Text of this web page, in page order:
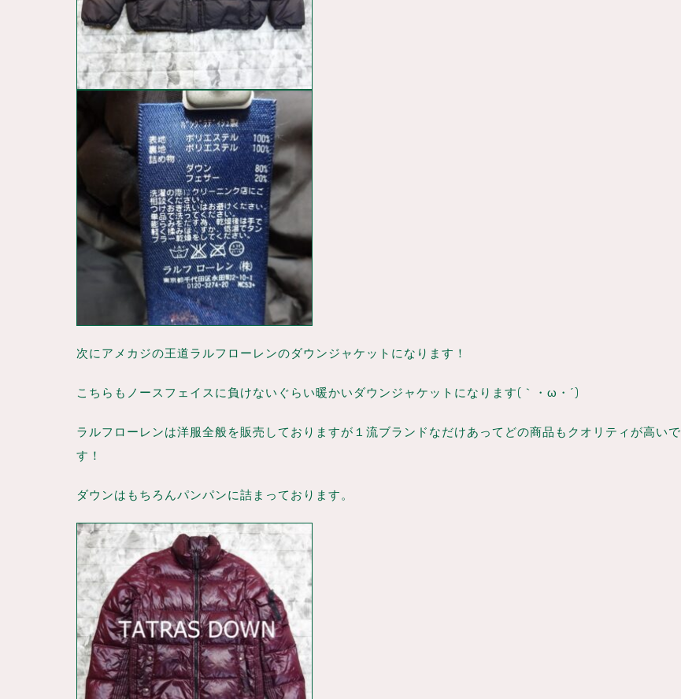
次にアメカジの王道ラルフローレンのダウンジャケットになります！
こちらもノースフェイスに負けないぐらい暖かいダウンジャケットになります(｀・ω・´)
ラルフローレンは洋服全般を販売しておりますが１流ブランドなだけあってどの商品もクオリティが高いで
す！
ダウンはもちろんパンパンに詰まっております。